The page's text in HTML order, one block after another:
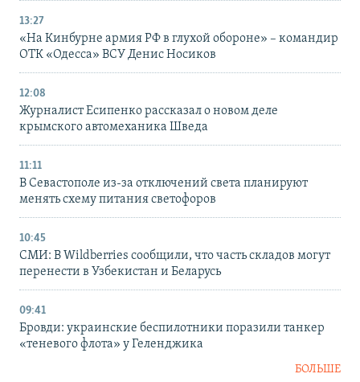
13:27
«На Кинбурне армия РФ в глухой обороне» – командир
ОТК «Одесса» ВСУ Денис Носиков
12:08
Журналист Есипенко рассказал о новом деле
крымского автомеханика Шведа
11:11
В Севастополе из-за отключений света планируют
менять схему питания светофоров
10:45
СМИ: В Wildberries сообщили, что часть складов могут
перенести в Узбекистан и Беларусь
09:41
Бровди: украинские беспилотники поразили танкер
«теневого флота» у Геленджика
БОЛЬШЕ